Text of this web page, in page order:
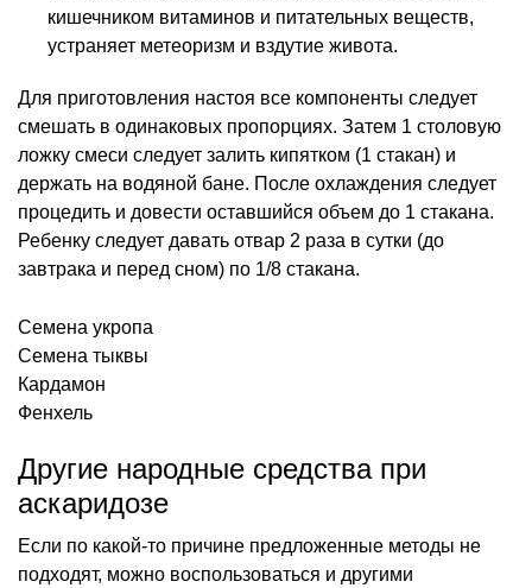
кишечником витаминов и питательных веществ,
устраняет метеоризм и вздутие живота.
Для приготовления настоя все компоненты следует
смешать в одинаковых пропорциях. Затем 1 столовую
ложку смеси следует залить кипятком (1 стакан) и
держать на водяной бане. После охлаждения следует
процедить и довести оставшийся объем до 1 стакана.
Ребенку следует давать отвар 2 раза в сутки (до
завтрака и перед сном) по 1/8 стакана.
Семена укропа
Семена тыквы
Кардамон
Фенхель
Другие народные средства при
аскаридозе
Если по какой-то причине предложенные методы не
подходят, можно воспользоваться и другими